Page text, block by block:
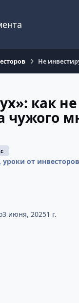
Не
как не
чужого
уроки от инвесторов
3 июня, 20251 г.